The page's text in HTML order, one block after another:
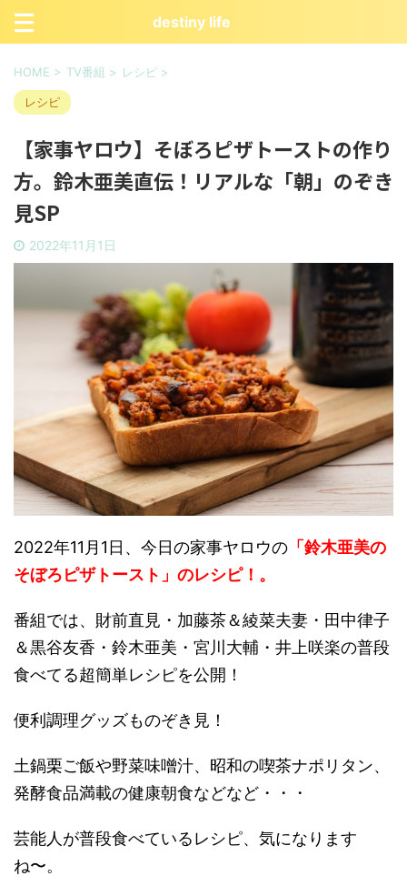
destiny life
HOME > TV番組 > レシピ >
レシピ
【家事ヤロウ】そぼろピザトーストの作り
方。鈴木亜美直伝！リアルな「朝」のぞき
見SP
2022年11月1日
2022年11月1日、今日の家事ヤロウの 「鈴木亜美の
そぼろピザトースト」のレシピ！。
番組では、財前直見・加藤茶＆綾菜夫妻・田中律子
＆黒谷友香・鈴木亜美・宮川大輔・井上咲楽の普段
食べてる超簡単レシピを公開！
便利調理グッズものぞき見！
土鍋栗ご飯や野菜味噌汁、昭和の喫茶ナポリタン、
発酵食品満載の健康朝食などなど・・・
芸能人が普段食べているレシピ、気になります
ね〜。